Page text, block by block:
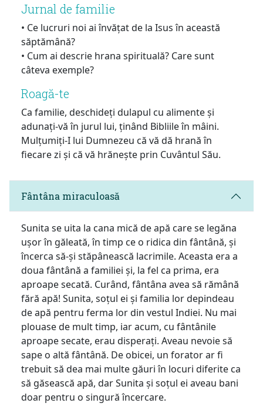
Jurnal de familie
• Ce lucruri noi ai învățat de la Isus în această
săptămână?
• Cum ai descrie hrana spirituală? Care sunt
câteva exemple?
Roagă-te
Ca familie, deschideți dulapul cu alimente și
adunați-vă în jurul lui, ținând Bibliile în mâini.
Mulțumiți-I lui Dumnezeu că vă dă hrană în
fiecare zi și că vă hrănește prin Cuvântul Său.
Fântâna miraculoasă
Sunita se uita la cana mică de apă care se legăna
ușor în găleată, în timp ce o ridica din fântână, și
încerca să-și stăpânească lacrimile. Aceasta era a
doua fântână a familiei și, la fel ca prima, era
aproape secată. Curând, fântâna avea să rămână
fără apă! Sunita, soțul ei și familia lor depindeau
de apă pentru ferma lor din vestul Indiei. Nu mai
plouase de mult timp, iar acum, cu fântânile
aproape secate, erau disperați. Aveau nevoie să
sape o altă fântână. De obicei, un forator ar fi
trebuit să dea mai multe găuri în locuri diferite ca
să găsească apă, dar Sunita și soțul ei aveau bani
doar pentru o singură încercare.